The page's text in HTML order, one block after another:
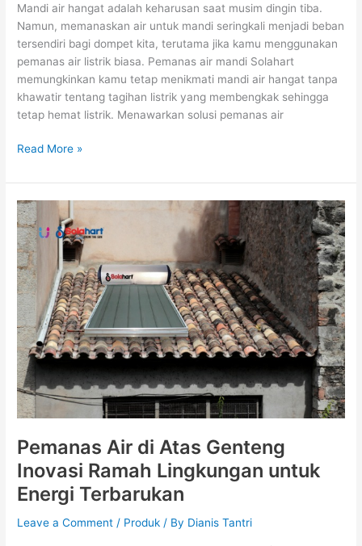
Mandi air hangat adalah keharusan saat musim dingin tiba.
Namun, memanaskan air untuk mandi seringkali menjadi beban
tersendiri bagi dompet kita, terutama jika kamu menggunakan
pemanas air listrik biasa. Pemanas air mandi Solahart
memungkinkan kamu tetap menikmati mandi air hangat tanpa
khawatir tentang tagihan listrik yang membengkak sehingga
tetap hemat listrik. Menawarkan solusi pemanas air
Read More »
Pemanas Air di Atas Genteng
Inovasi Ramah Lingkungan untuk
Energi Terbarukan
Leave a Comment / Produk / By Dianis Tantri
Pemanas
Air
di
Atas
Genteng
Inovasi
Ramah
Lingkungan
untuk
Energi
Terbarukan